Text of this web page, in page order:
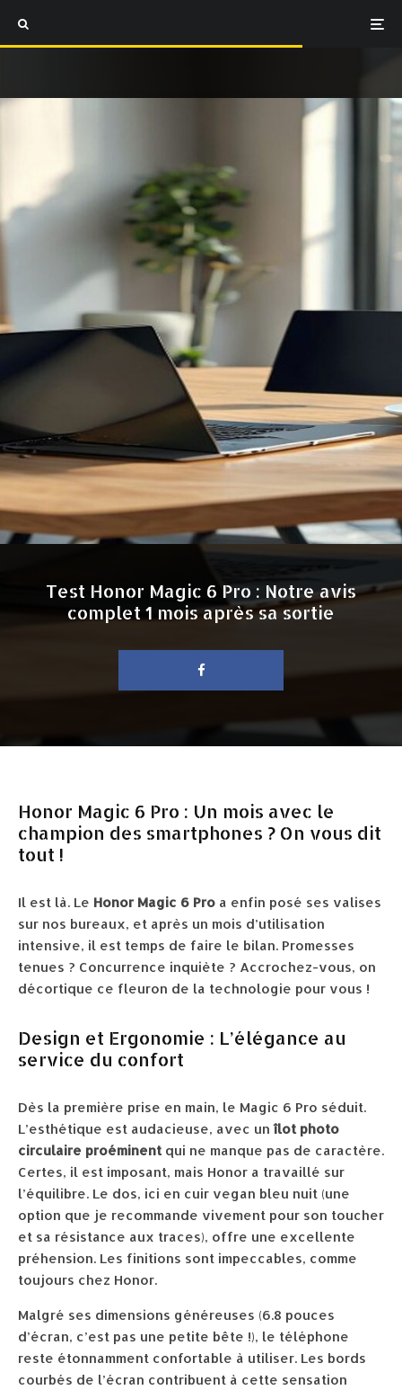
Test Honor Magic 6 Pro : Notre avis
complet 1 mois après sa sortie
Honor Magic 6 Pro : Un mois avec le
champion des smartphones ? On vous dit
tout !
Il est là. Le Honor Magic 6 Pro a enfin posé ses valises
sur nos bureaux, et après un mois d’utilisation
intensive, il est temps de faire le bilan. Promesses
tenues ? Concurrence inquiète ? Accrochez-vous, on
décortique ce fleuron de la technologie pour vous !
Design et Ergonomie : L’élégance au
service du confort
Dès la première prise en main, le Magic 6 Pro séduit.
L’esthétique est audacieuse, avec unîlot photo
circulaire proéminent qui ne manque pas de caractère.
Certes, il est imposant, mais Honor a travaillé sur
l’équilibre. Le dos, ici en cuir vegan bleu nuit (une
option que je recommande vivement pour son toucher
et sa résistance aux traces), offre une excellente
préhension. Les finitions sont impeccables, comme
toujours chez Honor.
Malgré ses dimensions généreuses (6.8 pouces
d’écran, c’est pas une petite bête !), le téléphone
reste étonnamment confortable à utiliser. Les bords
courbés de l’écran contribuent à cette sensation